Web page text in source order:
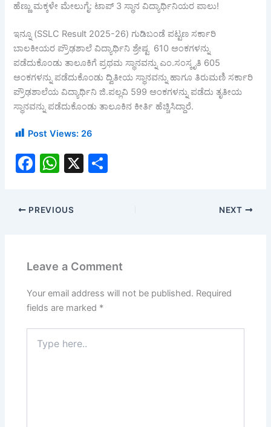
ಹೆಣ್ಣು ಮಕ್ಕಳೇ ಮೇಲುಗೈ: ಟಾಪ್ 3 ಸ್ಥಾನ ವಿದ್ಯಾರ್ಥಿನಿಯರ ಪಾಲು!
ಇನ್ನೂ (SSLC Result 2025-26) ಗುಡಿಬಂಡೆ ಪಟ್ಟಣ ಸರ್ಕಾರಿ
ಬಾಲಕೀಯರ ಪ್ರೌಢಶಾಲೆ ವಿದ್ಯಾರ್ಥಿನಿ ಶ್ರೇಷ್ಟ 610 ಅಂಕಗಳನ್ನು
ಪಡೆದುಕೊಂಡು ತಾಲೂಕಿಗೆ ಪ್ರಥಮ ಸ್ಥಾನವನ್ನು ಎಂ.ಸಂಸ್ಕೃತಿ 605
ಅಂಕಗಳನ್ನು ಪಡೆದುಕೊಂಡು ದ್ವಿತೀಯ ಸ್ಥಾನವನ್ನು ಹಾಗೂ ತಿರುಮಣಿ ಸರ್ಕಾರಿ
ಪ್ರೌಢಶಾಲೆಯ ವಿದ್ಯಾರ್ಥಿನಿ ಜಿ.ಪಲ್ಲವಿ 599 ಅಂಕಗಳನ್ನು ಪಡೆದು ತೃತೀಯ
ಸ್ಥಾನವನ್ನು ಪಡೆದುಕೊಂಡು ತಾಲೂಕಿನ ಕೀರ್ತಿ ಹೆಚ್ಚಿಸಿದ್ದಾರೆ.
Post Views: 26
F
c
o
k
W
at
p
X
PREVIOUS NEXT
Leave a Comment
Your email address will not be published. Required
fields are marked *
here..